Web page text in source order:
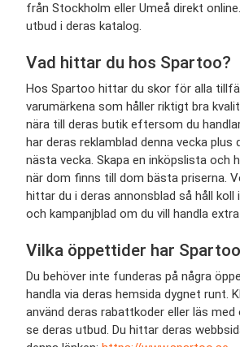
från Stockholm eller Umeå direkt
utbud i deras katalog.
Vad hittar du hos Spartoo?
Hos Spartoo hittar du skor för alla
varumärkena som håller riktigt bra
nära till deras butik eftersom du
har deras reklamblad denna vecka plus
nästa vecka. Skapa en inköpslista och
när dom finns till dom bästa priserna.
hittar du i deras annonsblad så håll koll
och kampanjblad om du vill handla
Vilka öppettider har Spartoo
Du behöver inte funderas på några
handla via deras hemsida dygnet runt.
använd deras rabattkoder eller läs
se deras utbud. Du hittar deras